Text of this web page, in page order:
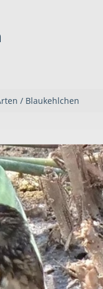
/ Blaukehlchen